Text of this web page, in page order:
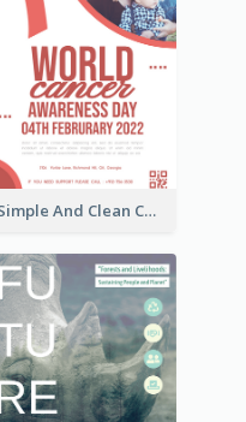
Simple And Clean Coral Ribbon Poster Design Idea